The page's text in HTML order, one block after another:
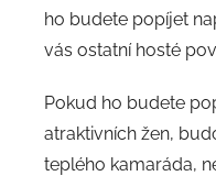
ho budete popíjet
vás ostatní hosté
Pokud ho budete
atraktivních žen,
teplého kamaráda,